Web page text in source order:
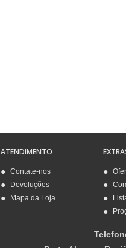
ATENDIMENTO
Contate-nos
Devoluções
Mapa da Loja